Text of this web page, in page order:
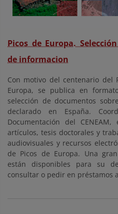
Picos de Europa.
de informacion
Con motivo del centenario del
Europa, se publica en
selección de documentos
declarado en España.
Documentación del
artículos, tesis doctorales y
audiovisuales y recursos
de Picos de Europa. Una
están disponibles para su
consultar o pedir en préstamos